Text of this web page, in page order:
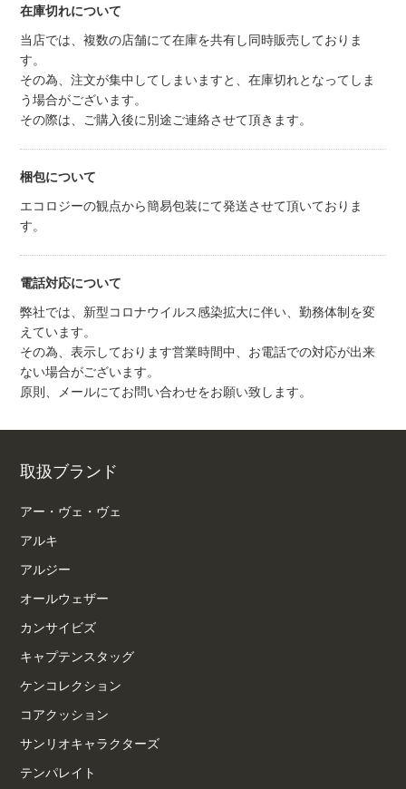
在庫切れについて
当店では、複数の店舗にて在庫を共有し同時販売しておりま
す。
その為、注文が集中してしまいますと、在庫切れとなってしま
う場合がございます。
その際は、ご購入後に別途ご連絡させて頂きます。
梱包について
エコロジーの観点から簡易包装にて発送させて頂いておりま
す。
電話対応について
弊社では、新型コロナウイルス感染拡大に伴い、勤務体制を変
えています。
その為、表示しております営業時間中、お電話での対応が出来
ない場合がございます。
原則、メールにてお問い合わせをお願い致します。
取扱ブランド
アー・ヴェ・ヴェ
アルキ
アルジー
オールウェザー
カンサイビズ
キャプテンスタッグ
ケンコレクション
コアクッション
サンリオキャラクターズ
テンパレイト